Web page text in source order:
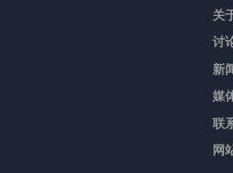
关
讨
新
媒
联
网